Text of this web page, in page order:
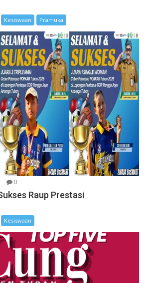
Kesiswaan Pramuka
0
Raup Prestasi
Kesiswaan